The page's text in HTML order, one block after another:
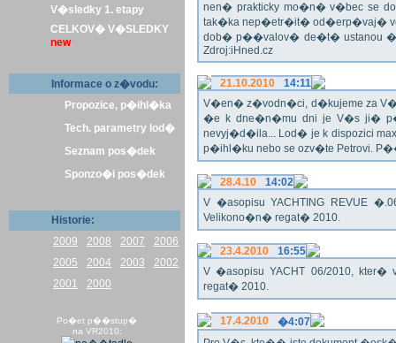
V�sledky 1. etapy
CELKOV� V�SLEDKY
new
Informace o z�vodu:
Propozice, p�ihl�ka
Tech. parametry lod�
Seznam pos�dek
Sponzo�i pos�dek
Historie:
2009
2008 2007
2006
2005
2004 2003
2002
2001
2000
Po�et p��stup�
na VR2010:
nen� prakticky mo�n� v�bec se
tak�ka nep�etr�it� od�erp�vaj�
dob� p��valov� de�t� ustanou
Zdroj:iHned.cz
21.10.2010
14:11
V�en� z�vodn�ci, d�kujeme za V�
�e k dne�n�mu dni je V�s ji�
nevyj�d�ila... Lod� je k dispozici
p�ihl�ku nebo se ozv�te Petrovi.
28.4.10
14:02
V �asopisu YACHTING REVUE
Velikono�n� regat� 2010.
23.4.2010
16:55
V �asopisu YACHT 06/2010,
regat� 2010.
17.4.2010
�4:07